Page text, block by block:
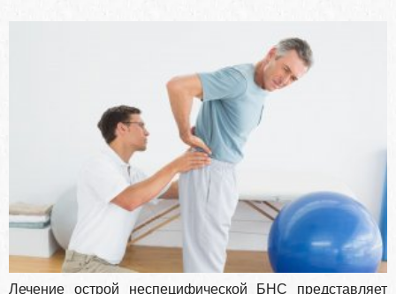
Лечение острой неспецифической БНС представ­ляет